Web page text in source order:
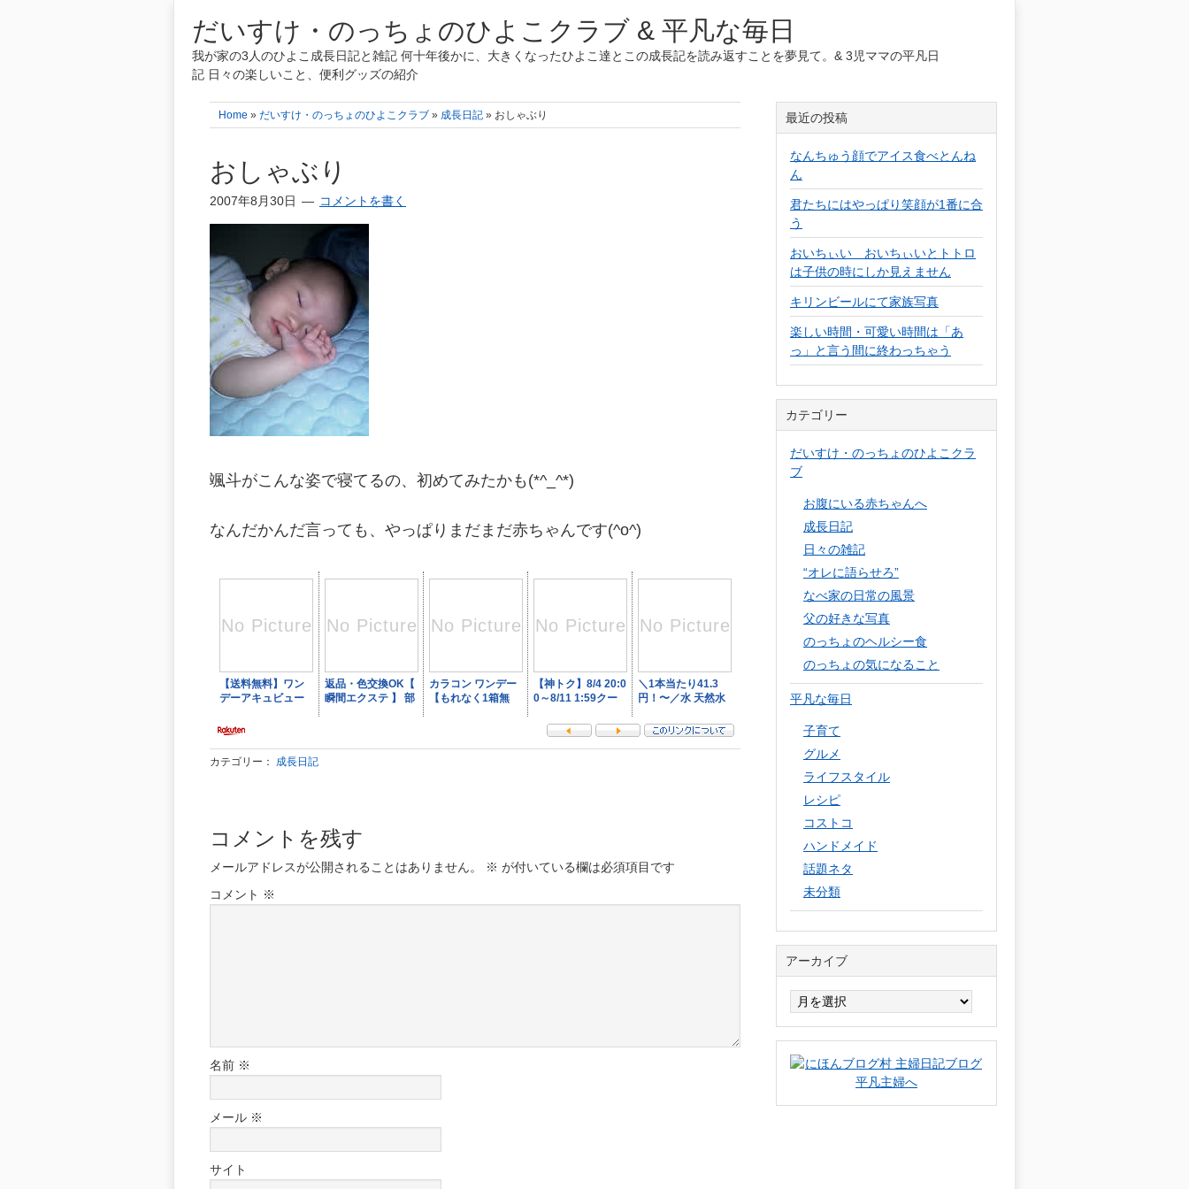
だいすけ・のっちょのひよこクラブ & 平凡な毎日
我が家の3人のひよこ成長日記と雑記 何十年後かに、大きくなったひよこ達とこの成長記を読み返すことを夢見て。& 3児ママの平凡日
記 日々の楽しいこと、便利グッズの紹介
Home » だいすけ・のっちょのひよこクラブ » 成長日記 » おしゃぶり
おしゃぶり
2007年8月30日 コメントを書く
颯斗がこんな姿で寝てるの、初めてみたかも(*^_^*)
なんだかんだ言っても、やっぱりまだまだ赤ちゃんです(^o^)
カテゴリー： 成長日記
コメントを残す
メールアドレスが公開されることはありません。 ※ が付いている欄は必須項目です
コメント ※
名前 ※
メール ※
サイト
最近の投稿
なんちゅう顔でアイス食べとんね
ん
君たちにはやっぱり笑顔が1番に合
う
おいちぃい おいちぃいとトトロ
は子供の時にしか見えません
キリンビールにて家族写真
楽しい時間・可愛い時間は「あ
っ」と言う間に終わっちゃう
カテゴリー
だいすけ・のっちょのひよこクラ
ブ
お腹にいる赤ちゃんへ
成長日記
日々の雑記
“オレに語らせろ”
なべ家の日常の風景
父の好きな写真
のっちょのヘルシー食
のっちょの気になること
平凡な毎日
子育て
グルメ
ライフスタイル
レシピ
コストコ
ハンドメイド
話題ネタ
未分類
アーカイブ
イ